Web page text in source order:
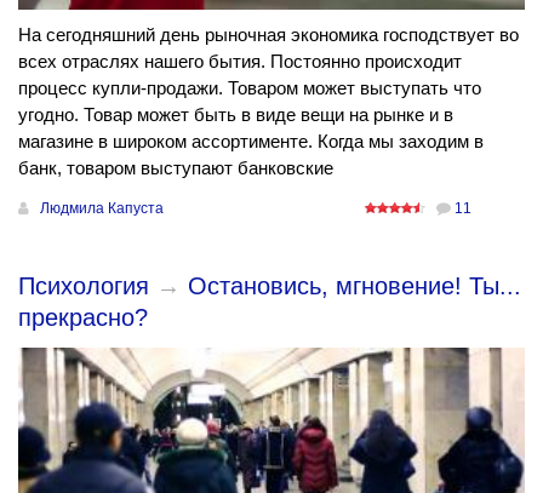
На сегодняшний день рыночная экономика господствует во
всех отраслях нашего бытия. Постоянно происходит
процесс купли-продажи. Товаром может выступать что
угодно. Товар может быть в виде вещи на рынке и в
магазине в широком ассортименте. Когда мы заходим в
банк, товаром выступают банковские
Людмила Капуста 11
Психология → Остановись, мгновение! Ты...
прекрасно?